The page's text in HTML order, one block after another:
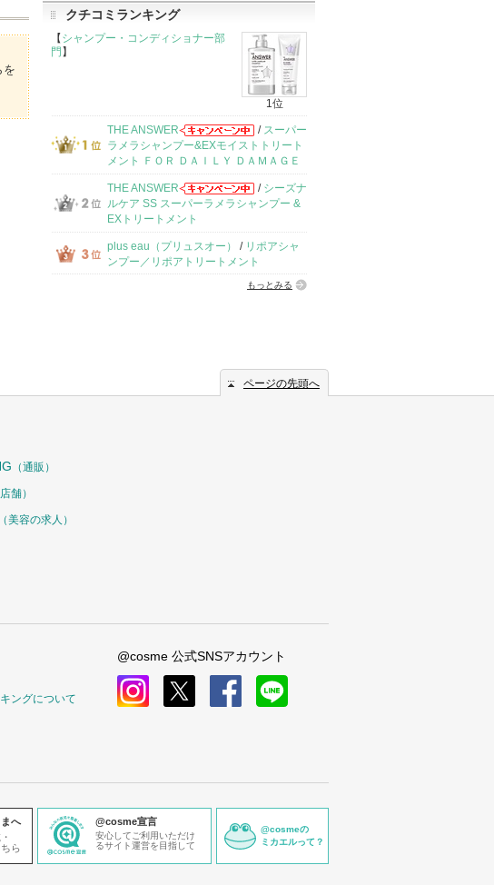
を
クチコミランキング
【 シャンプー・コンディショナー部
門 】
1位
THE ANSWER / スーパー
ラメラシャンプー&EXモイストトリート
メント ＦＯＲ ＤＡＩＬＹ ＤＡＭＡＧＥ
THE ANSWER / シーズナ
ルケア SS スーパーラメラシャンプー &
EXトリートメント
plus eau（プリュスオー） / リポアシャ
ンプー／リポアトリートメント
もっとみる
ページの先頭へ
（通販）
店舗）
（美容の求人）
ングについて
@cosme 公式SNSアカウント
へ
ら
@cosme宣言
安心してご利用いただけ
るサイト運営を目指して
@cosmeの
ミカエルって？